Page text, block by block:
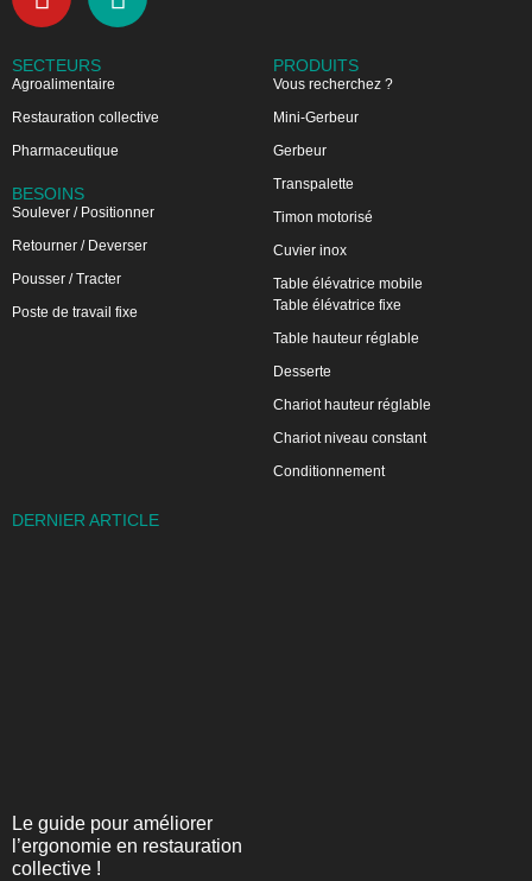
SECTEURS
Agroalimentaire
Restauration collective
Pharmaceutique
BESOINS
Soulever / Positionner
Retourner / Deverser
Pousser / Tracter
Poste de travail fixe
PRODUITS
Vous recherchez ?
Mini-Gerbeur
Gerbeur
Transpalette
Timon motorisé
Cuvier inox
Table élévatrice mobile
Table élévatrice fixe
Table hauteur réglable
Desserte
Chariot hauteur réglable
Chariot niveau constant
Conditionnement
DERNIER ARTICLE
Le guide pour améliorer
l’ergonomie en restauration
collective !